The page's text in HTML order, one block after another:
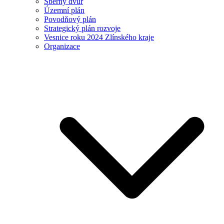
Územní plán
Povodňový plán
Strategický plán rozvoje
Vesnice roku 2024 Zlínského kraje
Organizace